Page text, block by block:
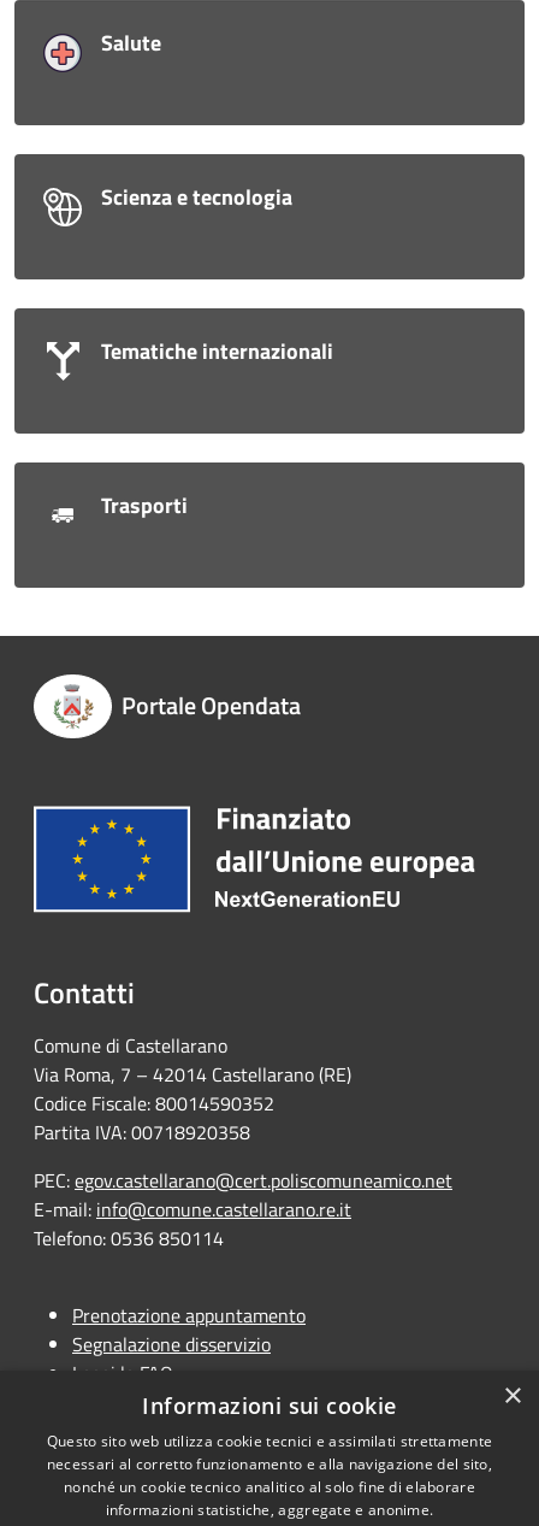
Salute
Scienza e tecnologia
Tematiche internazionali
Trasporti
Portale Opendata
Contatti
Comune di Castellarano
Via Roma, 7 – 42014 Castellarano (RE)
Codice Fiscale: 80014590352
Partita IVA: 00718920358
PEC:egov.castellarano@cert.poliscomuneamico.net
E-mail: info@comune.castellarano.re.it
Telefono: 0536 850114
Prenotazione appuntamento
Segnalazione disservizio
Leggi le FAQ
Richiesta assistenza
Copyright © 2026 • Portale
×
Informazioni sui cookie
Questo sito web utilizza cookie tecnici e assimilati strettamente
necessari al corretto funzionamento e alla navigazione del sito,
nonché un cookie tecnico analitico al solo fine di elaborare
informazioni statistiche, aggregate e anonime.